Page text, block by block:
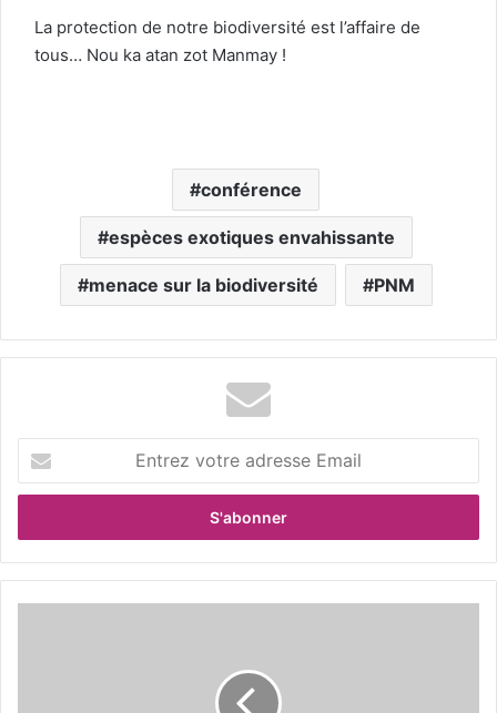
La protection de notre biodiversité est l’affaire de
tous… Nou ka atan zot Manmay !
conférence
espèces exotiques envahissante
menace sur la biodiversité PNM
t
e
z